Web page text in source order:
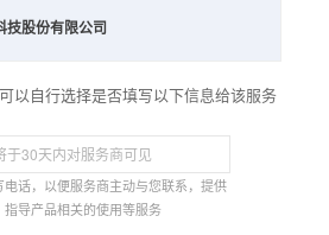
技股份有限公司
以自行选择是否填写以下信息给该服务
电话，以便服务商主动与您联系，提供
指导产品相关的使用等服务